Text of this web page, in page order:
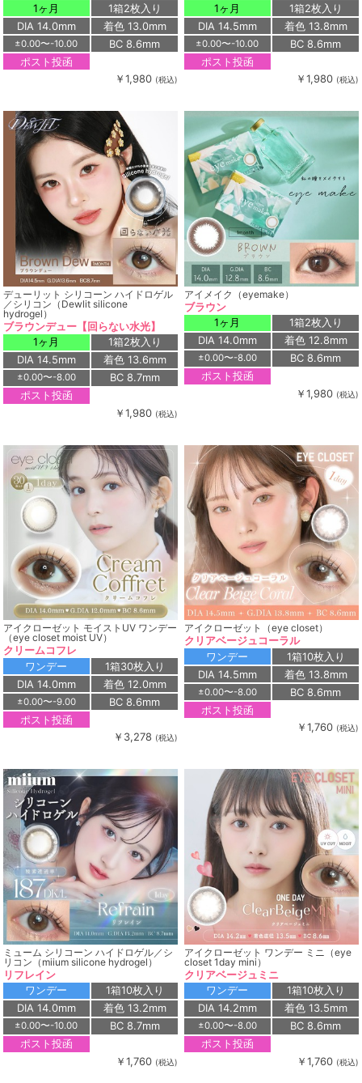
1ヶ月
1箱2枚入り
DIA 14.0mm
着色 13.0mm
±0.00〜-10.00
BC 8.6mm
ポスト投函
￥1,980 (税込)
1ヶ月
1箱2枚入り
DIA 14.5mm
着色 13.8mm
±0.00〜-10.00
BC 8.6mm
ポスト投函
￥1,980 (税込)
デューリット シリコーン ハイドロゲル
／シリコン（Dewlit silicone
hydrogel）
ブラウンデュー【回らない水光】
1ヶ月
1箱2枚入り
DIA 14.5mm
着色 13.6mm
±0.00〜-8.00
BC 8.7mm
ポスト投函
￥1,980 (税込)
アイメイク（eyemake）
ブラウン
1ヶ月
1箱2枚入り
DIA 14.0mm
着色 12.8mm
±0.00〜-8.00
BC 8.6mm
ポスト投函
￥1,980 (税込)
アイクローゼット モイストUV ワンデー
（eye closet moist UV）
クリームコフレ
ワンデー
1箱30枚入り
DIA 14.0mm
着色 12.0mm
±0.00〜-9.00
BC 8.6mm
ポスト投函
￥3,278 (税込)
アイクローゼット（eye closet）
クリアベージュコーラル
ワンデー
1箱10枚入り
DIA 14.5mm
着色 13.8mm
±0.00〜-8.00
BC 8.6mm
ポスト投函
￥1,760 (税込)
ミューム シリコーン ハイドロゲル／シ
リコン（miium silicone hydrogel）
リフレイン
ワンデー
1箱10枚入り
DIA 14.0mm
着色 13.2mm
±0.00〜-10.00
BC 8.7mm
ポスト投函
￥1,760 (税込)
アイクローゼット ワンデー ミニ（eye
closet 1day mini）
クリアベージュミニ
ワンデー
1箱10枚入り
DIA 14.2mm
着色 13.5mm
±0.00〜-8.00
BC 8.6mm
ポスト投函
￥1,760 (税込)